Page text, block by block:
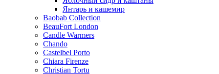
Янтарь и кашемир
Baobab Collection
BeauFort London
Candle Warmers
Chando
Castelbel Porto
Chiara Firenze
Christian Tortu